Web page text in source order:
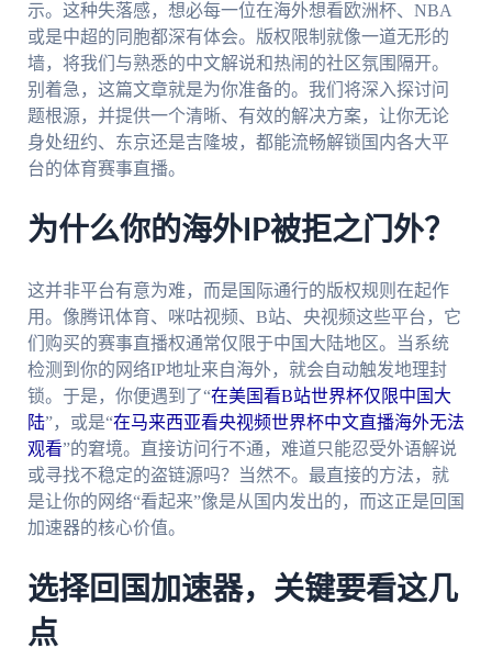
示。这种失落感，想必每一位在海外想看欧洲杯、NBA
或是中超的同胞都深有体会。版权限制就像一道无形的
墙，将我们与熟悉的中文解说和热闹的社区氛围隔开。
别着急，这篇文章就是为你准备的。我们将深入探讨问
题根源，并提供一个清晰、有效的解决方案，让你无论
身处纽约、东京还是吉隆坡，都能流畅解锁国内各大平
台的体育赛事直播。
为什么你的海外IP被拒之门外？
这并非平台有意为难，而是国际通行的版权规则在起作
用。像腾讯体育、咪咕视频、B站、央视频这些平台，它
们购买的赛事直播权通常仅限于中国大陆地区。当系统
检测到你的网络IP地址来自海外，就会自动触发地理封
锁。于是，你便遇到了“在美国看B站世界杯仅限中国大
陆”，或是“在马来西亚看央视频世界杯中文直播海外无法
观看”的窘境。直接访问行不通，难道只能忍受外语解说
或寻找不稳定的盗链源吗？当然不。最直接的方法，就
是让你的网络“看起来”像是从国内发出的，而这正是回国
加速器的核心价值。
选择回国加速器，关键要看这几
点